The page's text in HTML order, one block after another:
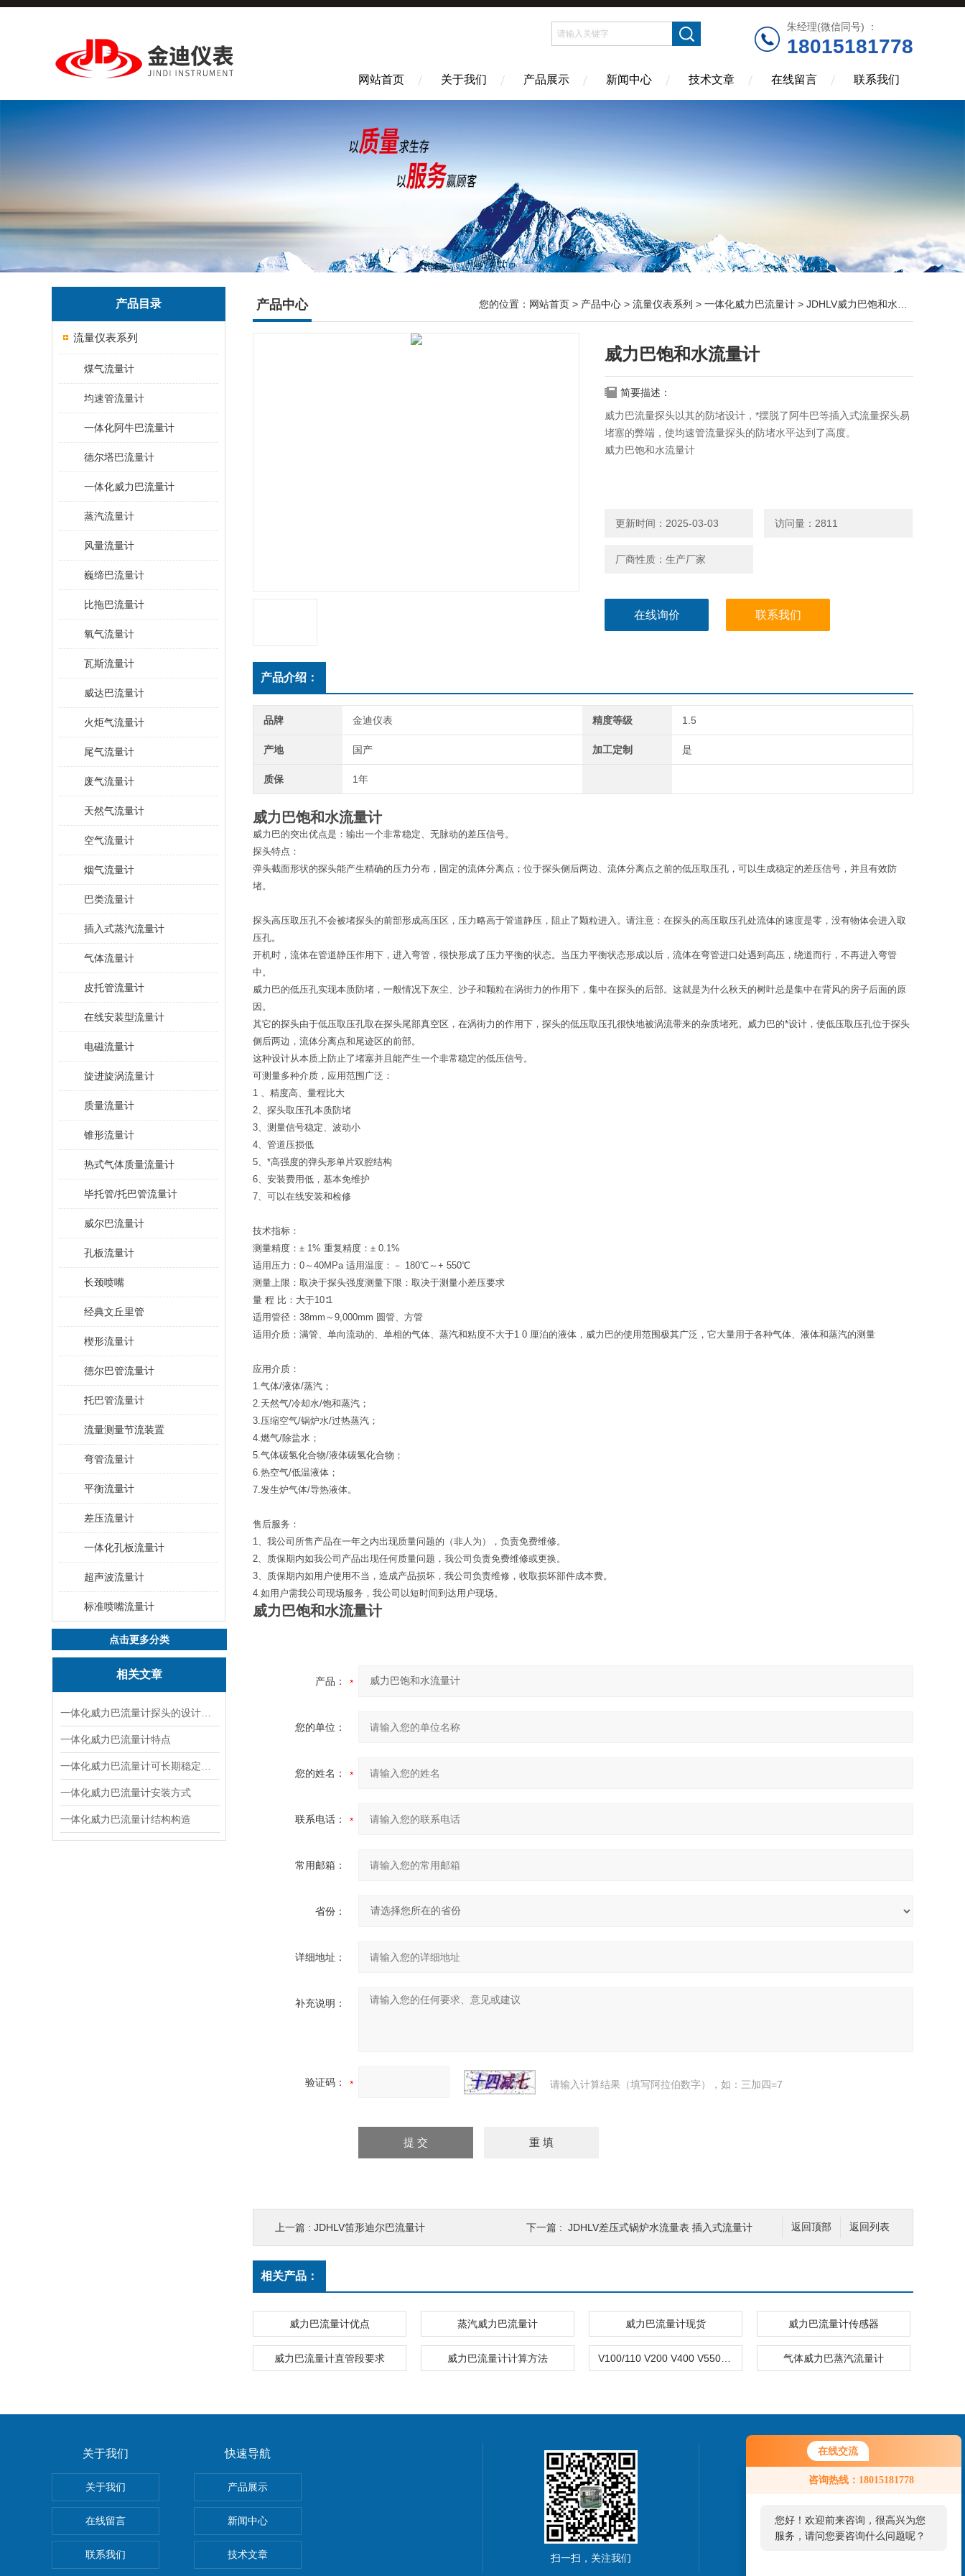
在线交流
咨询热线：18015181778
您好！欢迎前来咨询，很高兴为您
服务，请问您要咨询什么问题呢？
您好，看您停留很久了，是否找到
了需求产品，您可以直接在线与我
朱经理(微信同号) ：
18015181778
网站首页 关于我们 产品展示 新闻中心 技术文章 在线留言 联系我们
产品目录
流量仪表系列
煤气流量计
均速管流量计
一体化阿牛巴流量计
德尔塔巴流量计
一体化威力巴流量计
蒸汽流量计
风量流量计
巍缔巴流量计
比拖巴流量计
氧气流量计
瓦斯流量计
威达巴流量计
火炬气流量计
尾气流量计
废气流量计
天然气流量计
空气流量计
烟气流量计
巴类流量计
插入式蒸汽流量计
气体流量计
皮托管流量计
在线安装型流量计
电磁流量计
旋进旋涡流量计
质量流量计
锥形流量计
热式气体质量流量计
毕托管/托巴管流量计
威尔巴流量计
孔板流量计
长颈喷嘴
经典文丘里管
楔形流量计
德尔巴管流量计
托巴管流量计
流量测量节流装置
弯管流量计
平衡流量计
差压流量计
一体化孔板流量计
超声波流量计
标准喷嘴流量计
点击更多分类
相关文章
一体化威力巴流量计特点
一体化威力巴流量计安装方式
一体化威力巴流量计结构构造
产品中心 您的位置： 网站首页 > 产品中心 > 流量仪表系列 > 一体化威力巴流量计 > JDHLV威力巴饱和水流量计
威力巴饱和水流量计
简要描述：
威力巴流量探头以其的防堵设计，*摆脱了阿牛巴等插入式流量探头易
堵塞的弊端，使均速管流量探头的防堵水平达到了高度。
威力巴饱和水流量计
更新时间：2025-03-03 访问量：2811
厂商性质：生产厂家
在线询价 联系我们
产品介绍：
品牌 金迪仪表 精度等级 1.5
产地 国产 加工定制 是
质保 1年
威力巴饱和水流量计
威力巴的突出优点是：输出一个非常稳定、无脉动的差压信号。
探头特点：
弹头截面形状的探头能产生精确的压力分布，固定的流体分离点；位于探头侧后两边、流体分离点之前的低压取压孔，可以生成稳定的差压信号，并且有效防
堵。
探头高压取压孔不会被堵探头的前部形成高压区，压力略高于管道静压，阻止了颗粒进入。请注意：在探头的高压取压孔处流体的速度是零，没有物体会进入取
压孔。
开机时，流体在管道静压作用下，进入弯管，很快形成了压力平衡的状态。当压力平衡状态形成以后，流体在弯管进口处遇到高压，绕道而行，不再进入弯管
中。
威力巴的低压孔实现本质防堵，一般情况下灰尘、沙子和颗粒在涡街力的作用下，集中在探头的后部。这就是为什么秋天的树叶总是集中在背风的房子后面的原
因。
其它的探头由于低压取压孔取在探头尾部真空区，在涡街力的作用下，探头的低压取压孔很快地被涡流带来的杂质堵死。威力巴的*设计，使低压取压孔位于探头
侧后两边，流体分离点和尾迹区的前部。
这种设计从本质上防止了堵塞并且能产生一个非常稳定的低压信号。
可测量多种介质，应用范围广泛：
1 、精度高、量程比大
2、探头取压孔本质防堵
3、测量信号稳定、波动小
4、管道压损低
5、*高强度的弹头形单片双腔结构
6、安装费用低，基本免维护
7、可以在线安装和检修
技术指标：
测量精度：± 1% 重复精度：± 0.1%
适用压力：0～40MPa 适用温度：－ 180℃～+ 550℃
测量上限：取决于探头强度测量下限：取决于测量小差压要求
量 程 比：大于10∶1
适用管径：38mm～9,000mm 圆管、方管
适用介质：满管、单向流动的、单相的气体、蒸汽和粘度不大于1 0 厘泊的液体，威力巴的使用范围极其广泛，它大量用于各种气体、液体和蒸汽的测量
应用介质：
1.气体/液体/蒸汽；
2.天然气/冷却水/饱和蒸汽；
3.压缩空气/锅炉水/过热蒸汽；
4.燃气/除盐水；
5.气体碳氢化合物/液体碳氢化合物；
6.热空气/低温液体；
7.发生炉气体/导热液体。
售后服务：
1、我公司所售产品在一年之内出现质量问题的（非人为），负责免费维修。
2、质保期内如我公司产品出现任何质量问题，我公司负责免费维修或更换。
3、质保期内如用户使用不当，造成产品损坏，我公司负责维修，收取损坏部件成本费。
4.如用户需我公司现场服务，我公司以短时间到达用户现场。
威力巴饱和水流量计
产品：
您的单位：
您的姓名：
联系电话：
常用邮箱：
省份：
详细地址：
补充说明：
验证码： 请输入计算结果（填写阿拉伯数字），如：三加四=7
返回列表
返回顶部
上一篇 : JDHLV笛形迪尔巴流量计 下一篇 : JDHLV差压式锅炉水流量表 插入式流量计
相关产品：
威力巴流量计优点 蒸汽威力巴流量计 威力巴流量计现货 威力巴流量计传感器
威力巴流量计直管段要求 威力巴流量计计算方法 气体威力巴蒸汽流量计
关于我们
关于我们
在线留言
联系我们
快速导航
产品展示
新闻中心
技术文章 扫一扫，关注我们
联系我们
0517-86888918